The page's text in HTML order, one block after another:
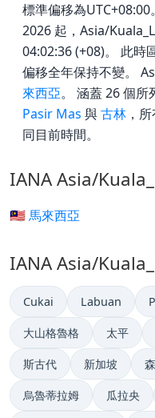
標準偏移為
2026 起，Asia/
04:02:36 (+08)。 此時
偏移全年保持不變。
來西亞。 涵蓋 26 個所
Pasir Mas 與古林 ，
同目前時間。
IANA Asia/
🇲🇾 馬來西亞
IANA Asia/
Cukai Labuan
大山格魯格 太平
斯古代 新加坡
烏魯蒂拉姆 瓜拉央